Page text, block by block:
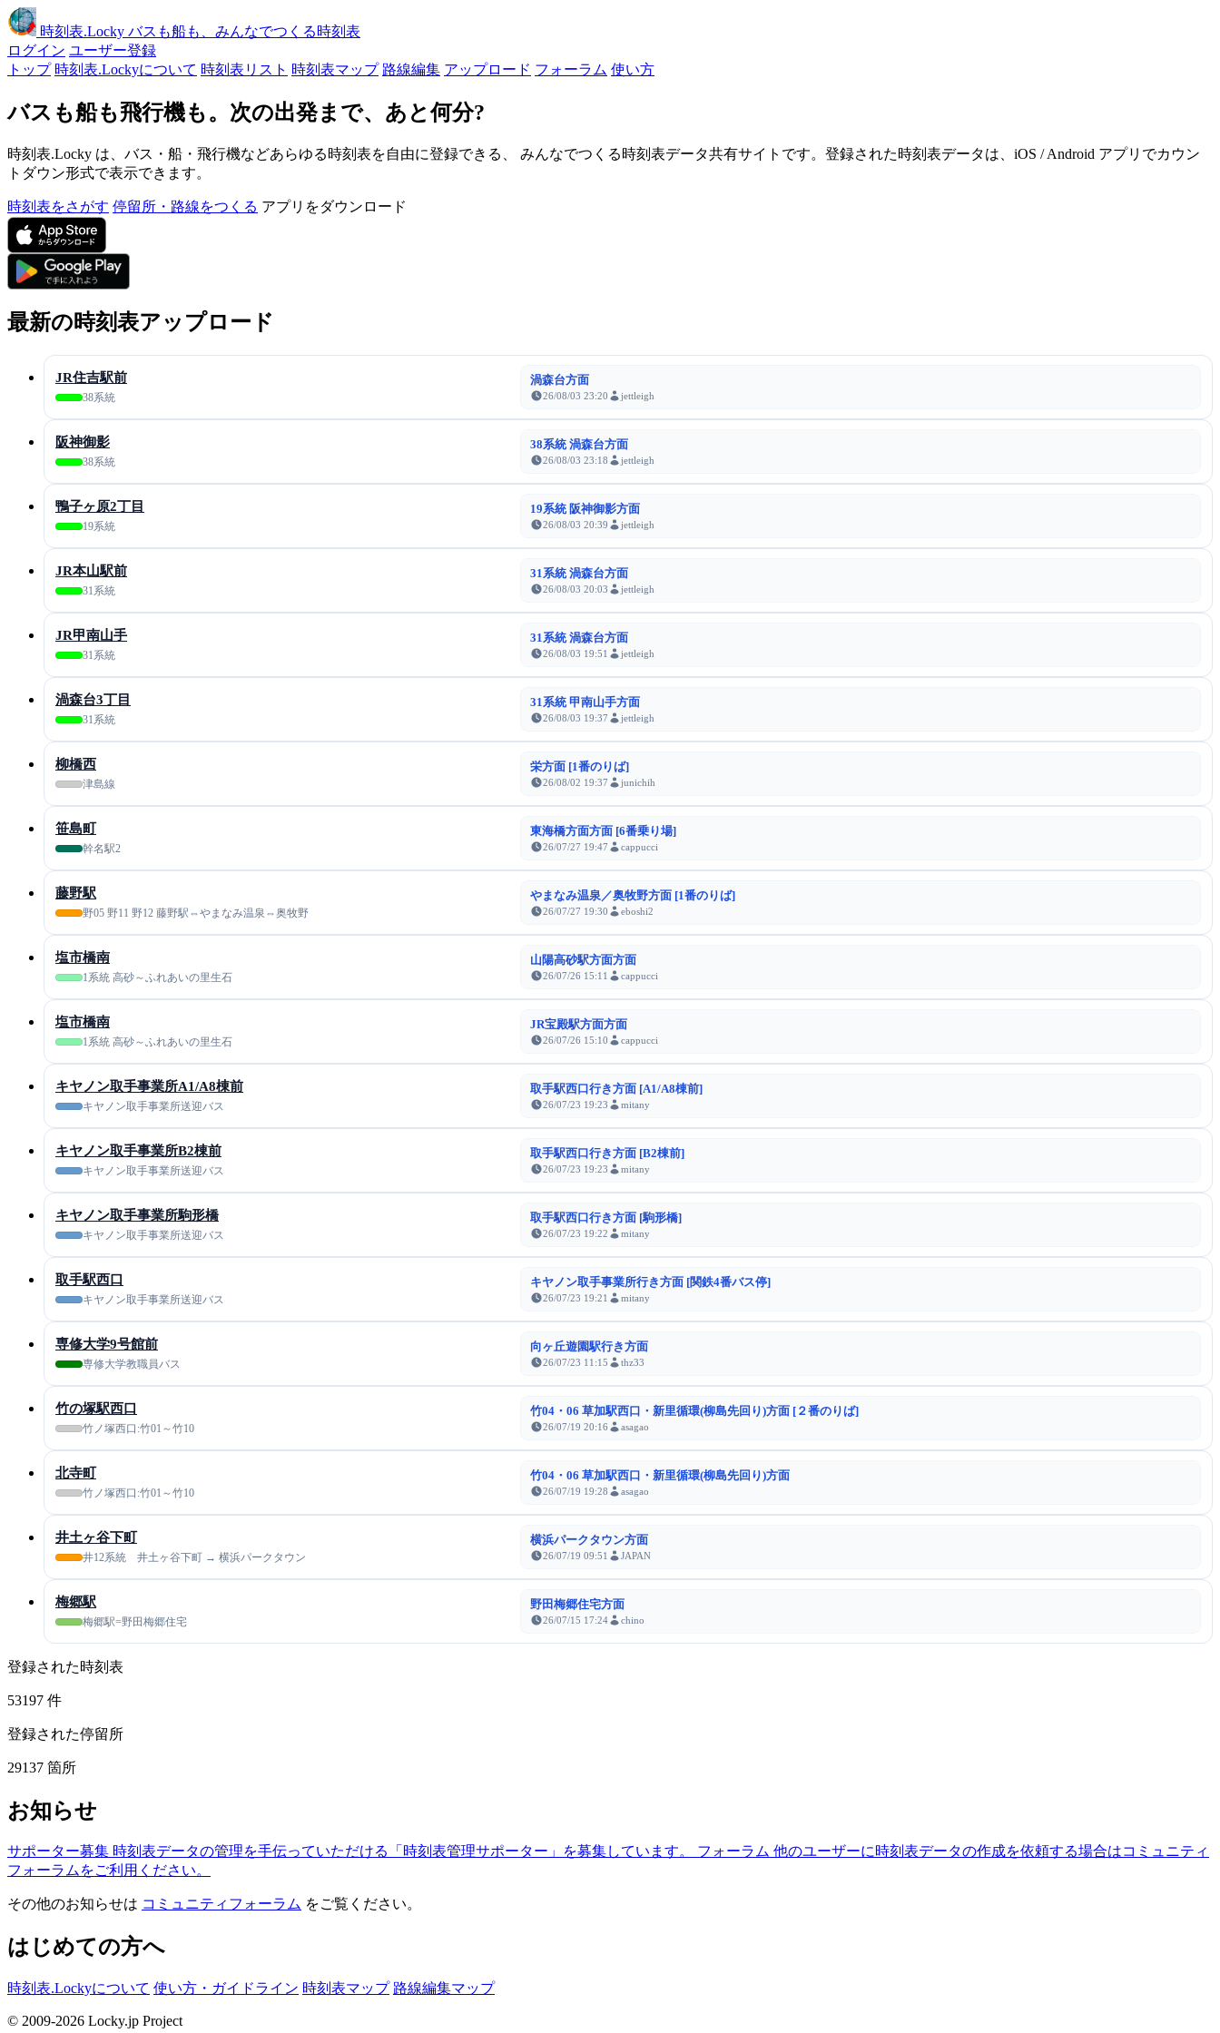
時刻表.Locky バスも船も、みんなでつくる時刻表
ログイン ユーザー登録
トップ 時刻表.Lockyについて 時刻表リスト 時刻表マップ 路線編集 アップロード フォーラム 使い方
バスも船も飛行機も。次の出発まで、あと何分?
時刻表.Locky は、バス・船・飛行機などあらゆる時刻表を自由に登録できる、 みんなでつくる時刻表データ共有サイトです。登録された時刻表データは、iOS / Android アプリでカウン
トダウン形式で表示できます。
時刻表をさがす 停留所・路線をつくる アプリをダウンロード
最新の時刻表アップロード
JR住吉駅前
38系統
渦森台方面
26/08/03 23:20 jettleigh
阪神御影
38系統
38系統 渦森台方面
26/08/03 23:18 jettleigh
鴨子ヶ原2丁目
19系統
19系統 阪神御影方面
26/08/03 20:39 jettleigh
JR本山駅前
31系統
31系統 渦森台方面
26/08/03 20:03 jettleigh
JR甲南山手
31系統
31系統 渦森台方面
26/08/03 19:51 jettleigh
渦森台3丁目
31系統
31系統 甲南山手方面
26/08/03 19:37 jettleigh
柳橋西
津島線
栄方面 [1番のりば]
26/08/02 19:37 junichih
笹島町
幹名駅2
東海橋方面方面 [6番乗り場]
26/07/27 19:47 cappucci
藤野駅
野05 野11 野12 藤野駅⇔やまなみ温泉⇔奥牧野
やまなみ温泉／奥牧野方面 [1番のりば]
26/07/27 19:30 eboshi2
塩市橋南
1系統 高砂～ふれあいの里生石
山陽高砂駅方面方面
26/07/26 15:11 cappucci
塩市橋南
1系統 高砂～ふれあいの里生石
JR宝殿駅方面方面
26/07/26 15:10 cappucci
キヤノン取手事業所A1/A8棟前
キヤノン取手事業所送迎バス
取手駅西口行き方面 [A1/A8棟前]
26/07/23 19:23 mitany
キヤノン取手事業所B2棟前
キヤノン取手事業所送迎バス
取手駅西口行き方面 [B2棟前]
26/07/23 19:23 mitany
キヤノン取手事業所駒形橋
キヤノン取手事業所送迎バス
取手駅西口行き方面 [駒形橋]
26/07/23 19:22 mitany
取手駅西口
キヤノン取手事業所送迎バス
キヤノン取手事業所行き方面 [関鉄4番バス停]
26/07/23 19:21 mitany
専修大学9号館前
専修大学教職員バス
向ヶ丘遊園駅行き方面
26/07/23 11:15 thz33
竹の塚駅西口
竹ノ塚西口:竹01～竹10
竹04・06 草加駅西口・新里循環(柳島先回り)方面 [２番のりば]
26/07/19 20:16 asagao
北寺町
竹ノ塚西口:竹01～竹10
竹04・06 草加駅西口・新里循環(柳島先回り)方面
26/07/19 19:28 asagao
井土ヶ谷下町
井12系統 井土ヶ谷下町 → 横浜パークタウン
横浜パークタウン方面
26/07/19 09:51 JAPAN
梅郷駅
梅郷駅=野田梅郷住宅
野田梅郷住宅方面
26/07/15 17:24 chino
登録された時刻表
53197 件
登録された停留所
29137 箇所
お知らせ
サポーター募集 時刻表データの管理を手伝っていただける「時刻表管理サポーター」を募集しています。 フォーラム 他のユーザーに時刻表データの作成を依頼する場合はコミュニティ
フォーラムをご利用ください。
その他のお知らせは コミュニティフォーラム をご覧ください。
はじめての方へ
時刻表.Lockyについて 使い方・ガイドライン 時刻表マップ 路線編集マップ
© 2009-2026 Locky.jp Project